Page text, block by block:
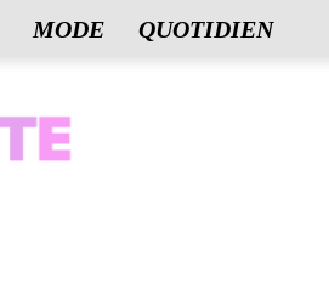
MODE QUOTIDIEN